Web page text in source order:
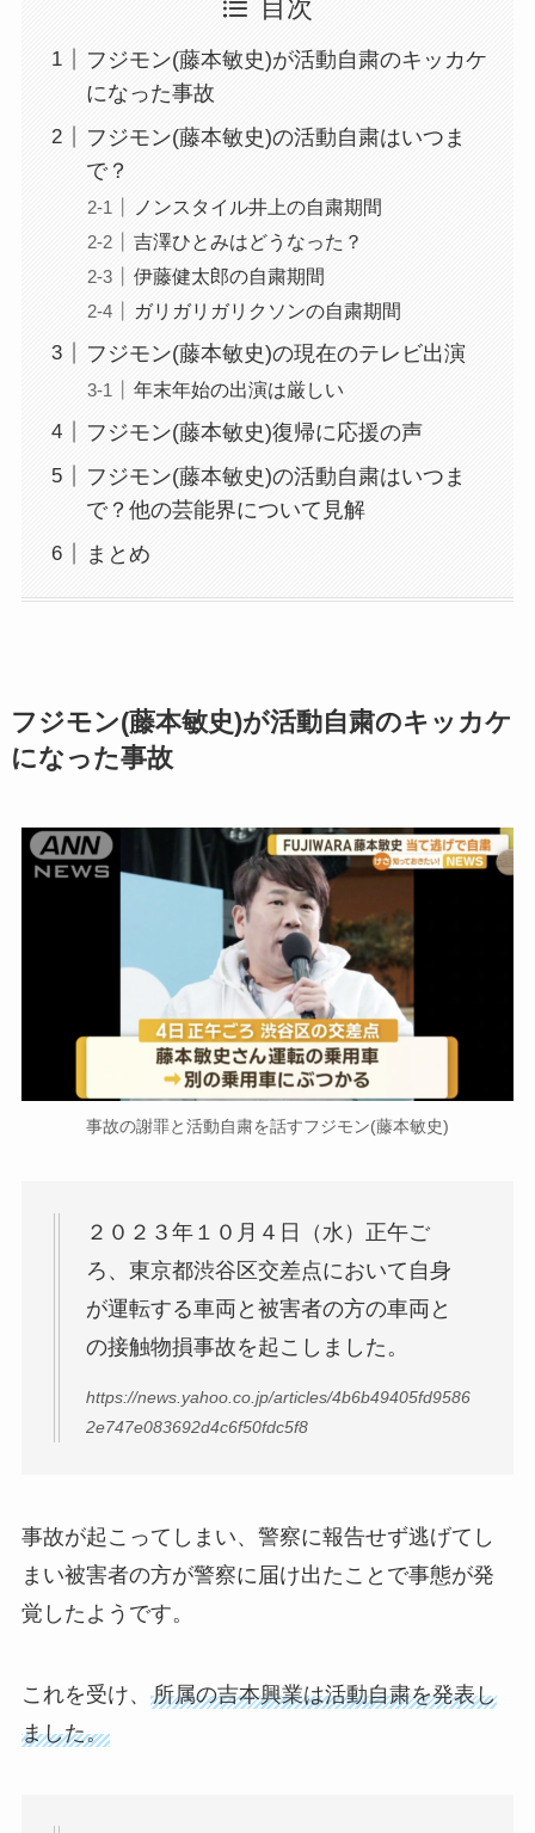
目次
フジモン(藤本敏史)が活動自粛のキッカケ
になった事故
フジモン(藤本敏史)の活動自粛はいつま
で？
ノンスタイル井上の自粛期間
吉澤ひとみはどうなった？
伊藤健太郎の自粛期間
ガリガリガリクソンの自粛期間
フジモン(藤本敏史)の現在のテレビ出演
年末年始の出演は厳しい
フジモン(藤本敏史)復帰に応援の声
フジモン(藤本敏史)の活動自粛はいつま
で？他の芸能界について見解
まとめ
フジモン(藤本敏史)が活動自粛のキッカケ
になった事故
事故の謝罪と活動自粛を話すフジモン(藤本敏史)
２０２３年１０月４日（水）正午ご
ろ、東京都渋谷区交差点において自身
が運転する車両と被害者の方の車両と
の接触物損事故を起こしました。
https://news.yahoo.co.jp/articles/4b6b49405fd9586
2e747e083692d4c6f50fdc5f8
事故が起こってしまい、警察に報告せず逃げてし
まい被害者の方が警察に届け出たことで事態が発
覚したようです。
これを受け、 所属の吉本興業は活動自粛を発表し
ました。